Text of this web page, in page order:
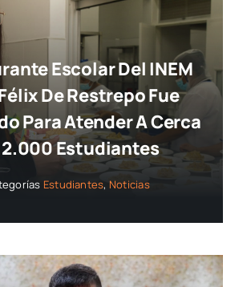
Escolar Del INEM
De Restrepo Fue
Para Atender A Cerca
2.000 Estudiantes
Estudiantes, Noticias